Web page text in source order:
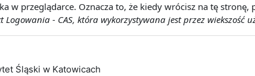
w przeglądarce. Oznacza to, że kiedy wrócisz na tę
- CAS, która wykorzystywana jest przez wiekszość
Śląski w Katowicach